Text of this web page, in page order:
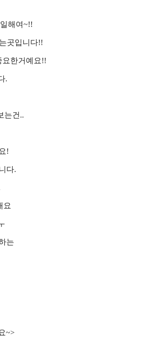
해여~!!
곳입니다!!
요한거예요!!
.
는건..
!
다.
요
는
~>